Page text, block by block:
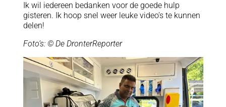
Ik wil iedereen bedanken voor de goede hulp
gisteren. Ik hoop snel weer leuke video’s te kunnen
delen!
Foto’s: © De DronterReporter